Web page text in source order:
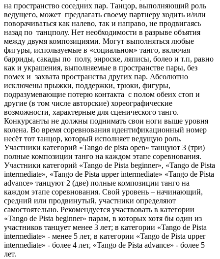
на пространство соседних пар. Танцор, выполняющий роль
ведущего, может предлагать своему партнеру ходить и/или
поворачиваться как налево, так и направо, не продвигаясь
назад по танцполу. Нет необходимости в разрыве объятия
между двумя композициями. Могут выполняться любые
фигуры, используемые в «социальном» танго, включая
барриды, сакады по полу, энроске, ляписы, болео и т.п, равно
как и украшения, выполняемые в пространстве пары, без
помех и захвата пространства других пар. Абсолютно
исключены прыжки, поддержки, трюки, фигуры,
подразумевающие потерю контакта с полом обеих стоп и
другие (в том числе авторские) хореографические
возможности, характерные для сценического танго.
Конкурсанты не должны поднимать свои ноги выше уровня
колена. Во время соревнования идентификационный номер
несёт тот танцор, который исполняет ведущую роль.
Участники категорий «Tango de pista open» танцуют 3 (три)
полные композиции танго на каждом этапе соревнования.
Участники категорий «Tango de Pista beginner», «Tango de Pista
intermediate», «Tango de Pista upper intermediate» «Tango de Pista
advance» танцуют 2 (две) полные композиции танго на
каждом этапе соревнования. Свой уровень – начинающий,
средний или продвинутый, участники определяют
самостоятельно. Рекомендуется участвовать в категории
«Tango de Pista beginner» парам, в которых хотя бы один из
участников танцует менее 3 лет; в категории «Tango de Pista
intermediate» - менее 5 лет, в категории «Tango de Pista upper
intermediate» - более 4 лет, «Tango de Pista advance» - более 5
лет.